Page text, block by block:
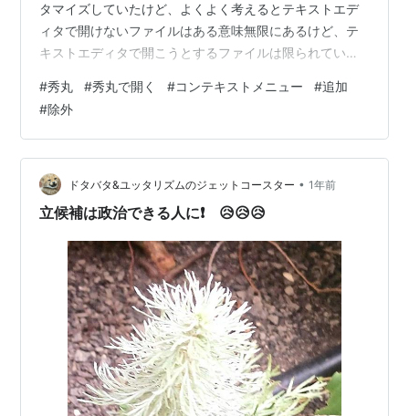
タマイズしていたけど、よくよく考えるとテキストエデ
ィタで開けないファイルはある意味無限にあるけど、テ
キストエディタで開こうとするファイルは限られてい
ートではない。 そこで今回は除外ではなく追加する方向
性でカスタマイズしてみた。 ⚠️登録先は、* から
AllFilesystemObjects へ変更しました。 - - - - - - - - - - -
- - - - - - - - - - - - - - - - - - - - - -…
#秀丸 #秀丸で開く #コンテキストメニュー #追加
#除外
ドタバタ&ユッタリズムのジェットコースター • 1年前
立候補は政治できる人に❗ 😥😥😥